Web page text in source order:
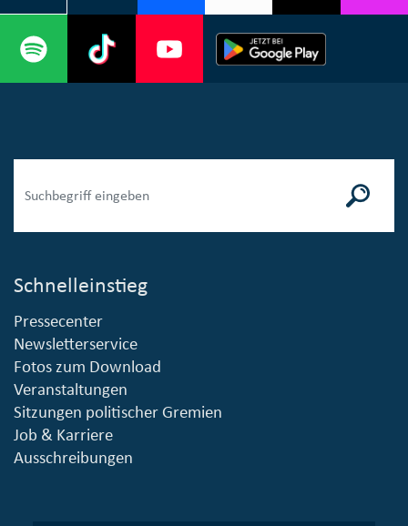
Schnelleinstieg
Pressecenter
Newsletterservice
Fotos zum Download
Veranstaltungen
Sitzungen politischer Gremien
Job & Karriere
Ausschreibungen